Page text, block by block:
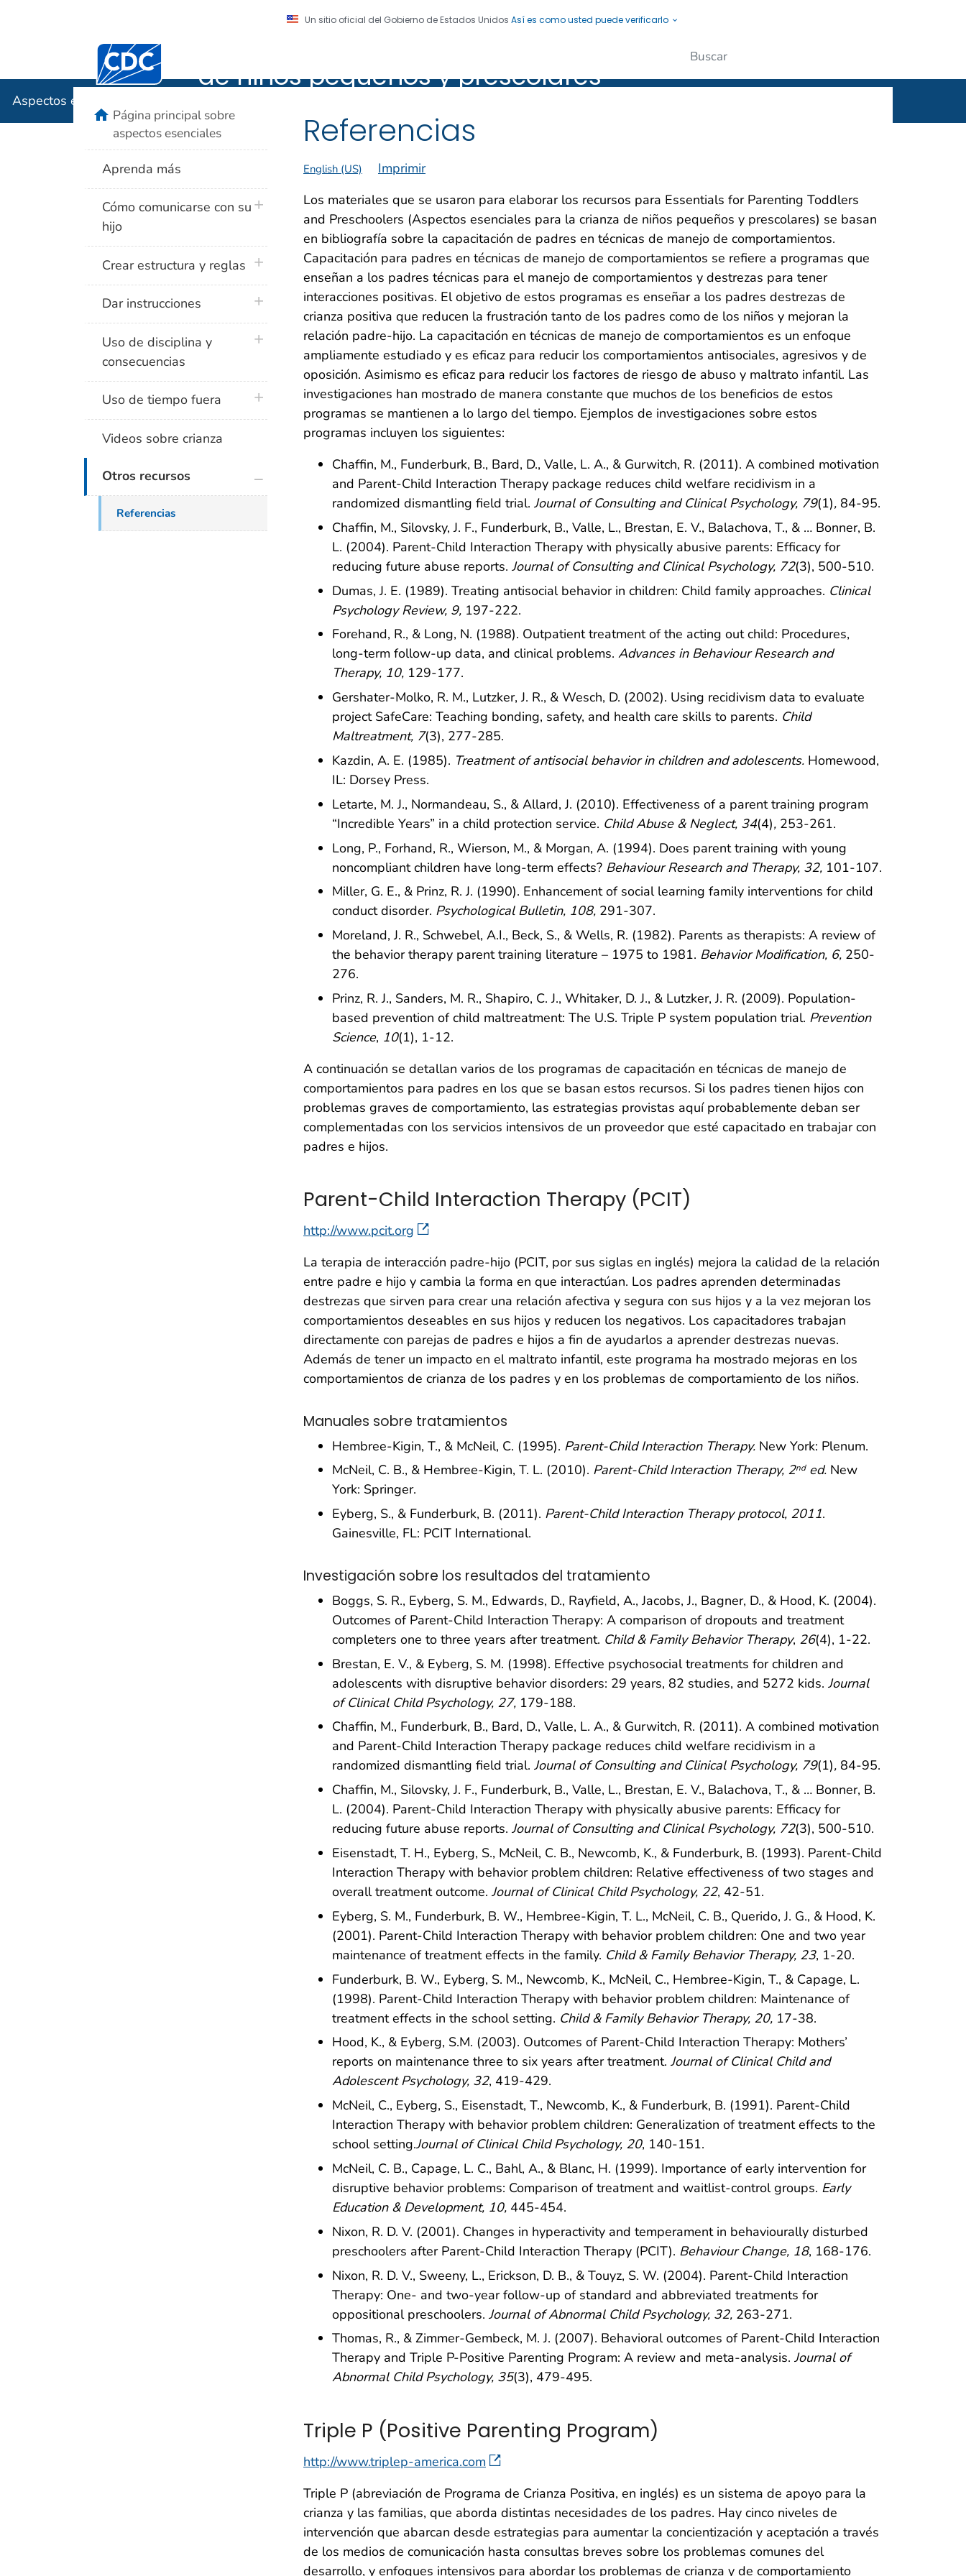
Un sitio oficial del Gobierno de Estados Unidos Así es como usted puede verificarlo
Centros para el Control y la Prevención de Enfermedades. CDC 24/7: Salvamos vidas. Protegemos a la gente.
de niños pequeños y prescolares
Aspectos esenciales para la crianza de niños pequeños y prescolares
Referencias
English (US)
Imprimir
Los materiales que se usaron para elaborar los recursos para Essentials for Parenting Toddlers
and Preschoolers (Aspectos esenciales para la crianza de niños pequeños y prescolares) se basan
en bibliografía sobre la capacitación de padres en técnicas de manejo de comportamientos.
Capacitación para padres en técnicas de manejo de comportamientos se refiere a programas que
enseñan a los padres técnicas para el manejo de comportamientos y destrezas para tener
interacciones positivas. El objetivo de estos programas es enseñar a los padres destrezas de
crianza positiva que reducen la frustración tanto de los padres como de los niños y mejoran la
relación padre-hijo. La capacitación en técnicas de manejo de comportamientos es un enfoque
ampliamente estudiado y es eficaz para reducir los comportamientos antisociales, agresivos y de
oposición. Asimismo es eficaz para reducir los factores de riesgo de abuso y maltrato infantil. Las
investigaciones han mostrado de manera constante que muchos de los beneficios de estos
programas se mantienen a lo largo del tiempo. Ejemplos de investigaciones sobre estos
programas incluyen los siguientes:
Chaffin, M., Funderburk, B., Bard, D., Valle, L. A., & Gurwitch, R. (2011). A combined motivation
and Parent-Child Interaction Therapy package reduces child welfare recidivism in a
randomized dismantling field trial. Journal of Consulting and Clinical Psychology, 79(1), 84-95.
Chaffin, M., Silovsky, J. F., Funderburk, B., Valle, L., Brestan, E. V., Balachova, T., & … Bonner, B.
L. (2004). Parent-Child Interaction Therapy with physically abusive parents: Efficacy for
reducing future abuse reports. Journal of Consulting and Clinical Psychology, 72(3), 500-510.
Dumas, J. E. (1989). Treating antisocial behavior in children: Child family approaches. Clinical
Psychology Review, 9, 197-222.
Forehand, R., & Long, N. (1988). Outpatient treatment of the acting out child: Procedures,
long-term follow-up data, and clinical problems. Advances in Behaviour Research and
Therapy, 10, 129-177.
Gershater-Molko, R. M., Lutzker, J. R., & Wesch, D. (2002). Using recidivism data to evaluate
project SafeCare: Teaching bonding, safety, and health care skills to parents. Child
Maltreatment, 7(3), 277-285.
Kazdin, A. E. (1985). Treatment of antisocial behavior in children and adolescents. Homewood,
IL: Dorsey Press.
Letarte, M. J., Normandeau, S., & Allard, J. (2010). Effectiveness of a parent training program
“Incredible Years” in a child protection service. Child Abuse & Neglect, 34(4), 253-261.
Long, P., Forhand, R., Wierson, M., & Morgan, A. (1994). Does parent training with young
noncompliant children have long-term effects? Behaviour Research and Therapy, 32, 101-107.
Miller, G. E., & Prinz, R. J. (1990). Enhancement of social learning family interventions for child
conduct disorder. Psychological Bulletin, 108, 291-307.
Moreland, J. R., Schwebel, A.I., Beck, S., & Wells, R. (1982). Parents as therapists: A review of
the behavior therapy parent training literature – 1975 to 1981. Behavior Modification, 6, 250-
276.
Prinz, R. J., Sanders, M. R., Shapiro, C. J., Whitaker, D. J., & Lutzker, J. R. (2009). Population-
based prevention of child maltreatment: The U.S. Triple P system population trial. Prevention
Science, 10(1), 1-12.
A continuación se detallan varios de los programas de capacitación en técnicas de manejo de
comportamientos para padres en los que se basan estos recursos. Si los padres tienen hijos con
problemas graves de comportamiento, las estrategias provistas aquí probablemente deban ser
complementadas con los servicios intensivos de un proveedor que esté capacitado en trabajar con
padres e hijos.
Parent-Child Interaction Therapy (PCIT)
http://www.pcit.org
La terapia de interacción padre-hijo (PCIT, por sus siglas en inglés) mejora la calidad de la relación
entre padre e hijo y cambia la forma en que interactúan. Los padres aprenden determinadas
destrezas que sirven para crear una relación afectiva y segura con sus hijos y a la vez mejoran los
comportamientos deseables en sus hijos y reducen los negativos. Los capacitadores trabajan
directamente con parejas de padres e hijos a fin de ayudarlos a aprender destrezas nuevas.
Además de tener un impacto en el maltrato infantil, este programa ha mostrado mejoras en los
comportamientos de crianza de los padres y en los problemas de comportamiento de los niños.
Manuales sobre tratamientos
Hembree-Kigin, T., & McNeil, C. (1995). Parent-Child Interaction Therapy. New York: Plenum.
McNeil, C. B., & Hembree-Kigin, T. L. (2010). Parent-Child Interaction Therapy, 2nded. New
York: Springer.
Eyberg, S., & Funderburk, B. (2011). Parent-Child Interaction Therapy protocol, 2011.
Gainesville, FL: PCIT International.
Investigación sobre los resultados del tratamiento
Boggs, S. R., Eyberg, S. M., Edwards, D., Rayfield, A., Jacobs, J., Bagner, D., & Hood, K. (2004).
Outcomes of Parent-Child Interaction Therapy: A comparison of dropouts and treatment
completers one to three years after treatment. Child & Family Behavior Therapy, 26(4), 1-22.
Brestan, E. V., & Eyberg, S. M. (1998). Effective psychosocial treatments for children and
adolescents with disruptive behavior disorders: 29 years, 82 studies, and 5272 kids. Journal
of Clinical Child Psychology, 27, 179-188.
Chaffin, M., Funderburk, B., Bard, D., Valle, L. A., & Gurwitch, R. (2011). A combined motivation
and Parent-Child Interaction Therapy package reduces child welfare recidivism in a
randomized dismantling field trial. Journal of Consulting and Clinical Psychology, 79(1), 84-95.
Chaffin, M., Silovsky, J. F., Funderburk, B., Valle, L., Brestan, E. V., Balachova, T., & … Bonner, B.
L. (2004). Parent-Child Interaction Therapy with physically abusive parents: Efficacy for
reducing future abuse reports. Journal of Consulting and Clinical Psychology, 72(3), 500-510.
Eisenstadt, T. H., Eyberg, S., McNeil, C. B., Newcomb, K., & Funderburk, B. (1993). Parent-Child
Interaction Therapy with behavior problem children: Relative effectiveness of two stages and
overall treatment outcome. Journal of Clinical Child Psychology, 22, 42-51.
Eyberg, S. M., Funderburk, B. W., Hembree-Kigin, T. L., McNeil, C. B., Querido, J. G., & Hood, K.
(2001). Parent-Child Interaction Therapy with behavior problem children: One and two year
maintenance of treatment effects in the family. Child & Family Behavior Therapy, 23, 1-20.
Funderburk, B. W., Eyberg, S. M., Newcomb, K., McNeil, C., Hembree-Kigin, T., & Capage, L.
(1998). Parent-Child Interaction Therapy with behavior problem children: Maintenance of
treatment effects in the school setting. Child & Family Behavior Therapy, 20, 17-38.
Hood, K., & Eyberg, S.M. (2003). Outcomes of Parent-Child Interaction Therapy: Mothers’
reports on maintenance three to six years after treatment. Journal of Clinical Child and
Adolescent Psychology, 32, 419-429.
McNeil, C., Eyberg, S., Eisenstadt, T., Newcomb, K., & Funderburk, B. (1991). Parent-Child
Interaction Therapy with behavior problem children: Generalization of treatment effects to the
school setting.Journal of Clinical Child Psychology, 20, 140-151.
McNeil, C. B., Capage, L. C., Bahl, A., & Blanc, H. (1999). Importance of early intervention for
disruptive behavior problems: Comparison of treatment and waitlist-control groups. Early
Education & Development, 10, 445-454.
Nixon, R. D. V. (2001). Changes in hyperactivity and temperament in behaviourally disturbed
preschoolers after Parent-Child Interaction Therapy (PCIT). Behaviour Change, 18, 168-176.
Nixon, R. D. V., Sweeny, L., Erickson, D. B., & Touyz, S. W. (2004). Parent-Child Interaction
Therapy: One- and two-year follow-up of standard and abbreviated treatments for
oppositional preschoolers. Journal of Abnormal Child Psychology, 32, 263-271.
Thomas, R., & Zimmer-Gembeck, M. J. (2007). Behavioral outcomes of Parent-Child Interaction
Therapy and Triple P-Positive Parenting Program: A review and meta-analysis. Journal of
Abnormal Child Psychology, 35(3), 479-495.
Triple P (Positive Parenting Program)
http://www.triplep-america.com
Triple P (abreviación de Programa de Crianza Positiva, en inglés) es un sistema de apoyo para la
crianza y las familias, que aborda distintas necesidades de los padres. Hay cinco niveles de
intervención que abarcan desde estrategias para aumentar la concientización y aceptación a través
de los medios de comunicación hasta consultas breves sobre los problemas comunes del
desarrollo, y enfoques intensivos para abordar los problemas de crianza y de comportamiento
homePágina principal sobre
aspectos esenciales
Aprenda más
Cómo comunicarse con su
hijo
plus icon
Crear estructura y reglas plus icon
Dar instrucciones plus icon
Uso de disciplina y
consecuencias
plus icon
Uso de tiempo fuera plus icon
Videos sobre crianza
Otros recursos
Referencias